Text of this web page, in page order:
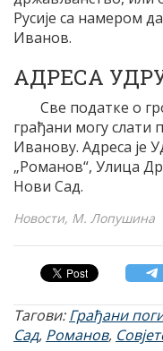
Русије са намером
Иванов.
АДРЕСА
Све податке о
грађани могу слати
Иванову. Адреса је
„Романов“, Улица
Нови Сад.
Новости, М. Лопушина
Тагови:Грађани
Сад, Романов,